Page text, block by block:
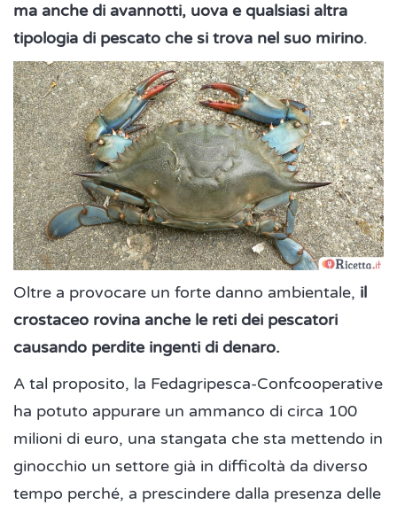
ma anche di avannotti, uova e qualsiasi altra
tipologia di pescato che si trova nel suo mirino.
Oltre a provocare un forte danno ambientale, il
crostaceo rovina anche le reti dei pescatori
causando perdite ingenti di denaro.
A tal proposito, la Fedagripesca-Confcooperative
ha potuto appurare un ammanco di circa 100
milioni di euro, una stangata che sta mettendo in
ginocchio un settore già in difficoltà da diverso
tempo perché, a prescindere dalla presenza delle